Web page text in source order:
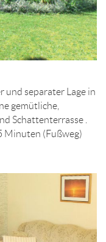
und separater Lage in
gemütliche,
Schattenterrasse .
Minuten (Fußweg)